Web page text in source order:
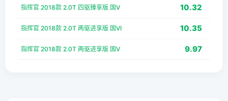
指挥官 2018款 2.0T 四驱臻享版 国V 10.32
指挥官 2018款 2.0T 两驱进享版 国VI 10.35
指挥官 2018款 2.0T 两驱进享版 国V 9.97